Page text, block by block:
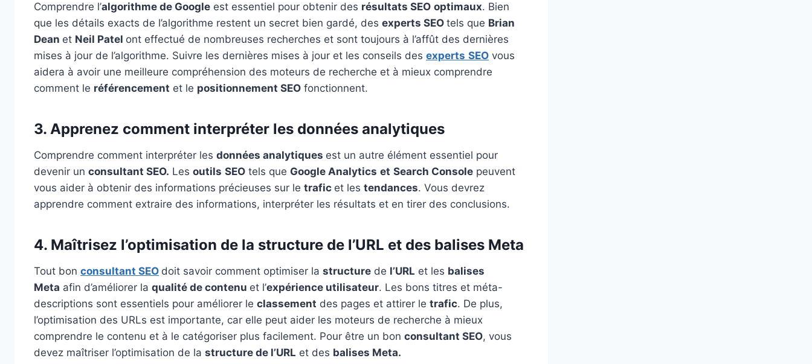
Comprendre l’algorithme de Google est essentiel pour obtenir des résultats SEO optimaux. Bien
que les détails exacts de l’algorithme restent un secret bien gardé, des experts SEO tels que Brian
Dean et Neil Patel ont effectué de nombreuses recherches et sont toujours à l’affût des dernières
mises à jour de l’algorithme. Suivre les dernières mises à jour et les conseils des experts SEO vous
aidera à avoir une meilleure compréhension des moteurs de recherche et à mieux comprendre
comment le référencement et le positionnement SEO fonctionnent.
3. Apprenez comment interpréter les données analytiques
Comprendre comment interpréter les données analytiques est un autre élément essentiel pour
devenir un consultant SEO. Les outils SEO tels que Google Analytics et Search Console peuvent
vous aider à obtenir des informations précieuses sur le trafic et les tendances. Vous devrez
apprendre comment extraire des informations, interpréter les résultats et en tirer des conclusions.
4. Maîtrisez l’optimisation de la structure de l’URL et des balises Meta
Tout bon consultant SEO doit savoir comment optimiser la structure de l’URL et les balises
Meta afin d’améliorer la qualité de contenu et l’expérience utilisateur. Les bons titres et méta-
descriptions sont essentiels pour améliorer le classement des pages et attirer le trafic. De plus,
l’optimisation des URLs est importante, car elle peut aider les moteurs de recherche à mieux
comprendre le contenu et à le catégoriser plus facilement. Pour être un bon consultant SEO, vous
devez maîtriser l’optimisation de la structure de l’URL et des balises Meta.